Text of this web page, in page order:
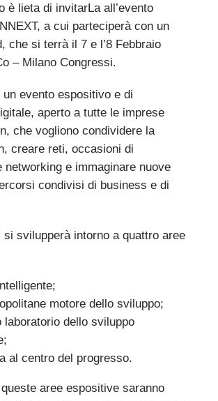
è lieta di invitarLa all’evento
a cui parteciperà con un
che si terrà il 7 e l’8 Febbraio
– Milano Congressi.
un evento espositivo e di
aperto a tutte le imprese
che vogliono condividere la
creare reti, occasioni di
networking e immaginare nuove
condivisi di business e di
si svilupperà intorno a quattro aree
motore dello sviluppo;
laboratorio dello sviluppo
al centro del progresso.
queste aree espositive saranno